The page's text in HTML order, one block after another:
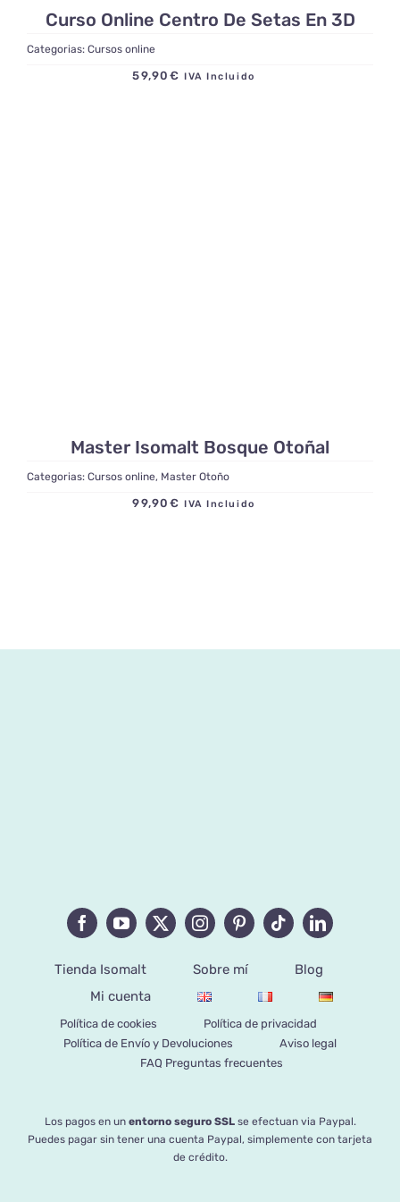
Curso Online Centro De Setas En 3D
Categorias: Cursos online
59,90 € IVA Incluido
Master Isomalt Bosque Otoñal
Categorias: Cursos online, Master Otoño
99,90 € IVA Incluido
Tienda Isomalt Sobre mí
Blog
Mi cuenta
Política de cookies
Política de privacidad
Política de Envío y Devoluciones
Aviso legal
FAQ Preguntas frecuentes
Los pagos en un entorno seguro SSLse efectuan via Paypal.
Puedes pagar sin tener una cuenta Paypal, simplemente con tarjeta
de crédito.